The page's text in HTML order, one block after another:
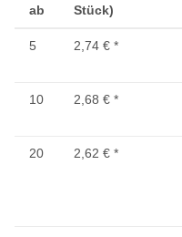
ab
Stück)
5 2,74 € *
10 2,68 € *
20 2,62 € *